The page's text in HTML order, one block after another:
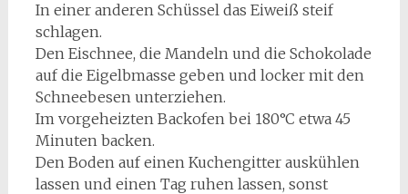
In einer anderen Schüssel das Eiweiß steif
schlagen.
Den Eischnee, die Mandeln und die Schokolade
auf die Eigelbmasse geben und locker mit den
Schneebesen unterziehen.
Im vorgeheizten Backofen bei 180°C etwa 45
Minuten backen.
Den Boden auf einen Kuchengitter auskühlen
lassen und einen Tag ruhen lassen, sonst